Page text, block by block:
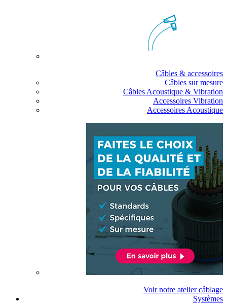
Câbles & accessoires
Câbles sur mesure
Câbles Acoustique & Vibration
Accessoires Vibration
Accessoires Acoustique
Voir notre atelier câblage
Systèmes